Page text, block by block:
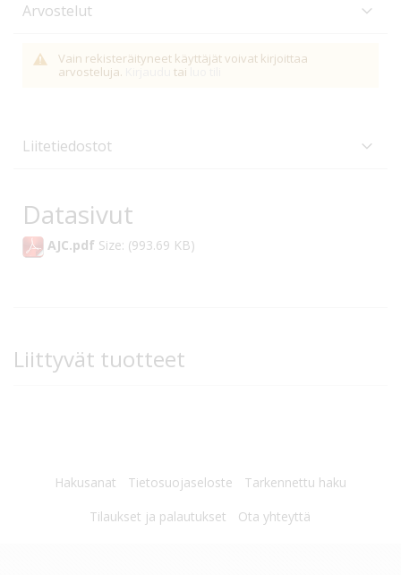
Arvostelut
Vain rekisteräityneet käyttäjät voivat kirjoittaa
arvosteluja.
tai
Liitetiedostot
Datasivut
AJC.pdf Size: (993.69 KB)
Liittyvät tuotteet
Hakusanat Tietosuojaseloste
Tarkennettu haku
Tilaukset ja palautukset
Ota yhteyttä